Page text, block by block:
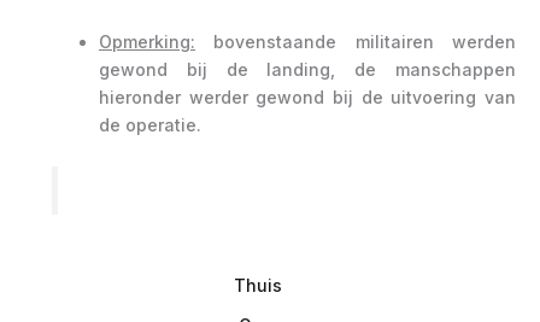
Opmerking: bovenstaande militairen werden
gewond bij de landing, de manschappen
hieronder werder gewond bij de uitvoering van
de operatie.
Thuis